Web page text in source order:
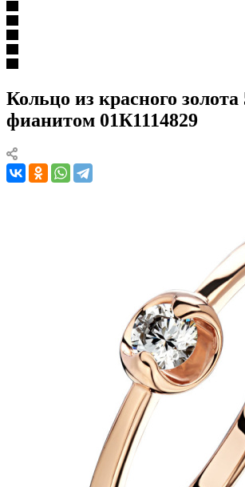
Кольцо из красного
фианитом 01К1114829